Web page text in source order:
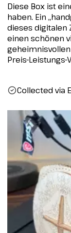
Diese Box ist
haben. Ein
dieses digitalen
einen schönen
Preis-
Collected via